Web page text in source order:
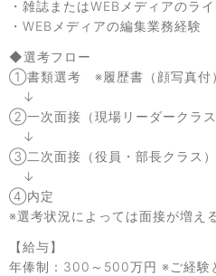
・雑誌またはWEBメディアのラ
・WEBメディアの編集業務経験
◆選考フロー
①書類選考 ※履歴書（顔写真付
↓
②一次面接（現場リーダークラ
↓
③二次面接（役員・部長クラス
↓
④内定
※選考状況によっては面接が増え
【給与】
年俸制：300～500万円 ※ご経験